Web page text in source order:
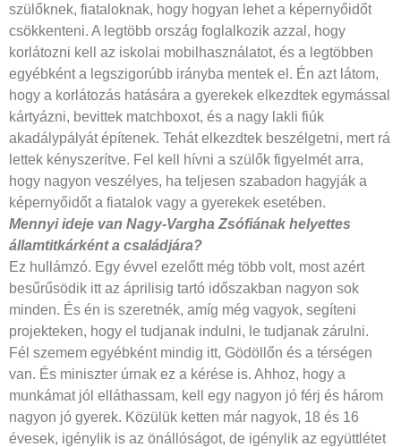
szülőknek, fiataloknak, hogy hogyan lehet a képernyőidőt
csökkenteni. A legtöbb ország foglalkozik azzal, hogy
korlátozni kell az iskolai mobilhasználatot, és a legtöbben
egyébként a legszigorúbb irányba mentek el. Én azt látom,
hogy a korlátozás hatására a gyerekek elkezdtek egymással
kártyázni, bevittek matchboxot, és a nagy lakli fiúk
akadálypályát építenek. Tehát elkezdtek beszélgetni, mert rá
lettek kényszerítve. Fel kell hívni a szülők figyelmét arra,
hogy nagyon veszélyes, ha teljesen szabadon hagyják a
képernyőidőt a fiatalok vagy a gyerekek esetében.
Mennyi ideje van Nagy-Vargha Zsófiának helyettes
államtitkárként a családjára?
Ez hullámzó. Egy évvel ezelőtt még több volt, most azért
besűrűsödik itt az áprilisig tartó időszakban nagyon sok
minden. És én is szeretnék, amíg még vagyok, segíteni
projekteken, hogy el tudjanak indulni, le tudjanak zárulni.
Fél szemem egyébként mindig itt, Gödöllőn és a térségen
van. És miniszter úrnak ez a kérése is. Ahhoz, hogy a
munkámat jól elláthassam, kell egy nagyon jó férj és három
nagyon jó gyerek. Közülük ketten már nagyok, 18 és 16
évesek, igénylik is az önállóságot, de igénylik az együttlétet